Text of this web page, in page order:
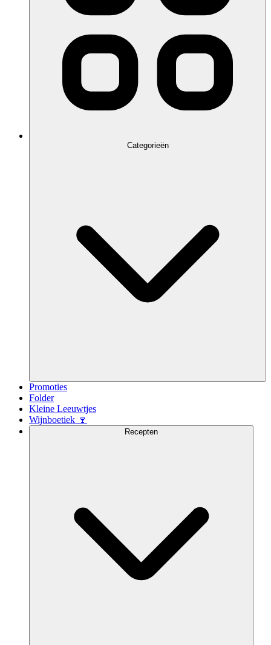
Categorieën
Promoties
Folder
Kleine Leeuwtjes
Wijnboetiek 🍷
Recepten